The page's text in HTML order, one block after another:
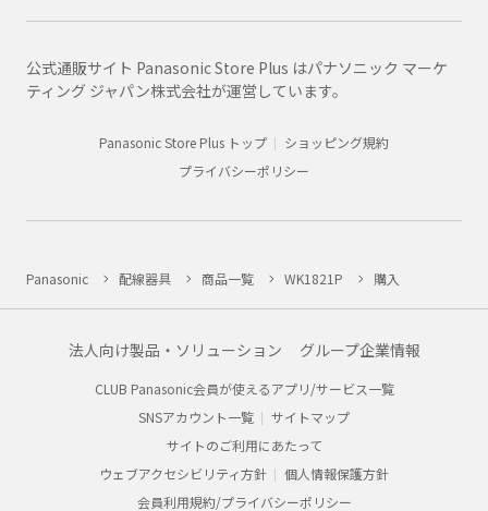
公式通販サイト Panasonic Store Plus はパナソニック マーケ
ティング ジャパン株式会社が運営しています。
Panasonic Store Plus トップ
ショッピング規約
プライバシーポリシー
Panasonic 配線器具 商品一覧 WK1821P 購入
法人向け製品・ソリューション グループ企業情報
CLUB Panasonic会員が使えるアプリ/サービス一覧
SNSアカウント一覧
サイトマップ
サイトのご利用にあたって
ウェブアクセシビリティ方針
個人情報保護方針
会員利用規約/プライバシーポリシー